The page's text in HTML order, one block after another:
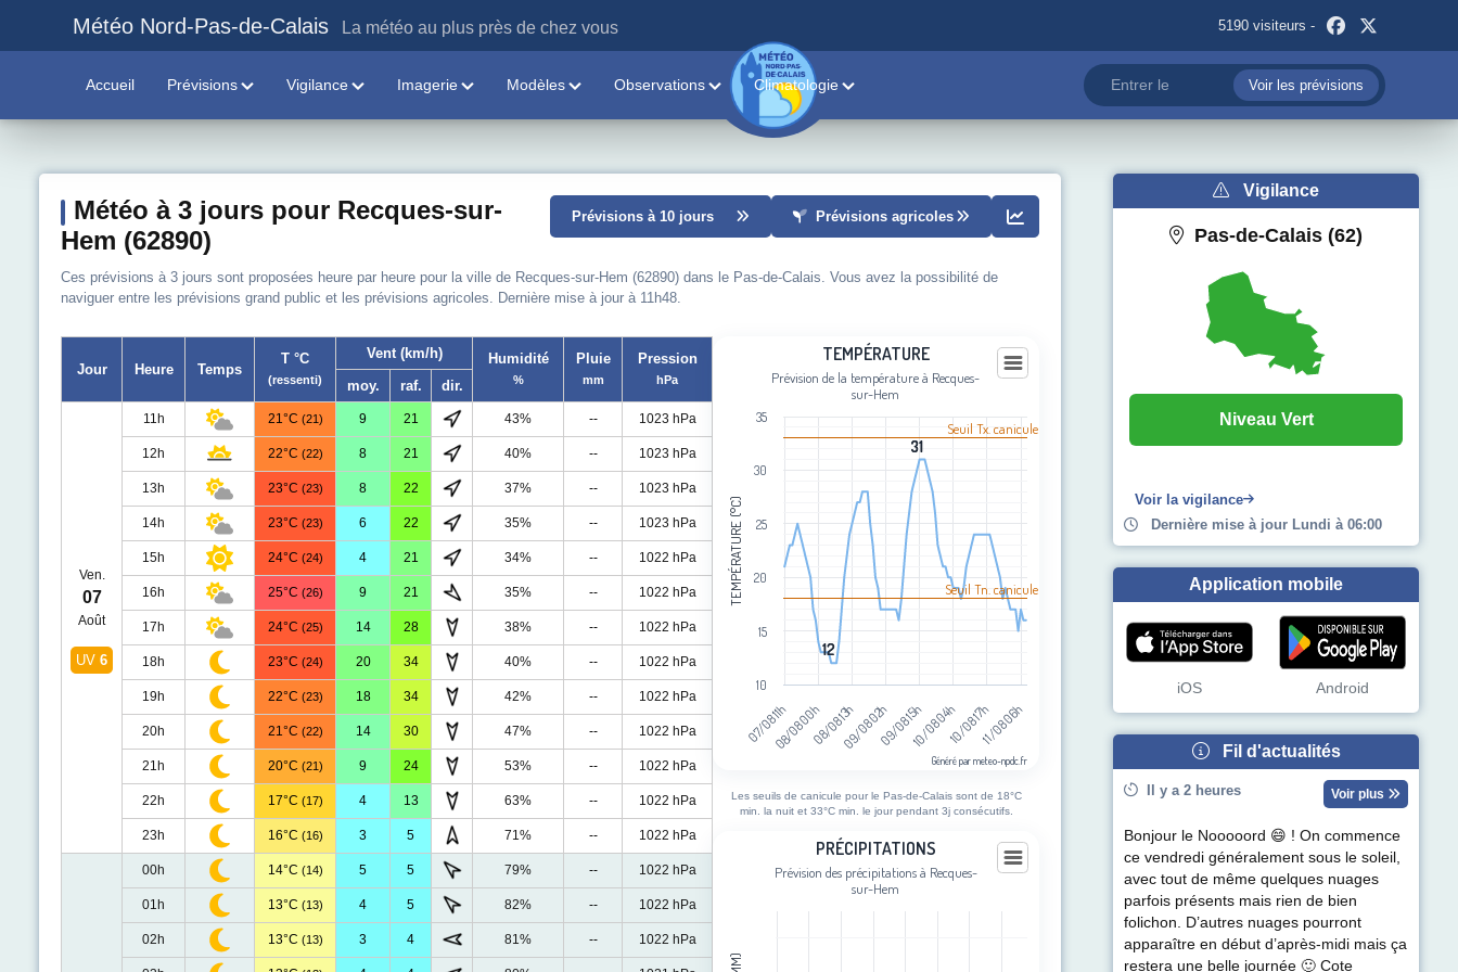
Météo Nord-Pas-de-Calais La météo au plus près de chez vous 5190 visiteurs -
Accueil Prévisions Vigilance Imagerie Modèles Observations Climatologie Voir les prévisions
Météo à 3 jours pour Recques-sur-
Hem (62890)
Prévisions à 10 jours Prévisions agricoles
Ces prévisions à 3 jours sont proposées heure par heure pour la ville de Recques-sur-Hem (62890) dans le Pas-de-Calais. Vous avez la possibilité de
naviguer entre les prévisions grand public et les prévisions agricoles. Dernière mise à jour à 11h48.
Jour Heure Temps
T °C
(ressenti)
Vent (km/h) Humidité
%
Pluie
mm
Pression
hPa
moy. raf. dir.
Ven.
07
Août
UV 6
11h 21°C (21) 9 21 43% -- 1023 hPa
12h 22°C (22) 8 21 40% -- 1023 hPa
13h 23°C (23) 8 22 37% -- 1023 hPa
14h 23°C (23) 6 22 35% -- 1023 hPa
15h 24°C (24) 4 21 34% -- 1022 hPa
16h 25°C (26) 9 21 35% -- 1022 hPa
17h 24°C (25) 14 28 38% -- 1022 hPa
18h 23°C (24) 20 34 40% -- 1022 hPa
19h 22°C (23) 18 34 42% -- 1022 hPa
20h 21°C (22) 14 30 47% -- 1022 hPa
21h 20°C (21) 9 24 53% -- 1022 hPa
22h 17°C (17) 4 13 63% -- 1022 hPa
23h 16°C (16) 3 5 71% -- 1022 hPa
00h 14°C (14) 5 5 79% -- 1022 hPa
01h 13°C (13) 4 5 82% -- 1022 hPa
02h 13°C (13) 3 4 81% -- 1022 hPa
Line chart with 94 data points.
The chart has 1 X axis displaying categories.
The chart has 1 Y axis displaying Température (°C). Data ranges from 12 to 31.
TEMPÉRATURE (°C)
TEMPÉRATURE
Prévision de la température à Recques-
sur-Hem
12
12
31
31
07/08 11h08/08 00h08/08 13h09/08 02h09/08 15h10/08 04h10/08 17h11/08 06h
10
15
20
25
30
35
Généré par meteo-npdc.fr
Seuil Tx. canicule
Seuil Tn. canicule
Les seuils de canicule pour le Pas-de-Calais sont de 18°C
min. la nuit et 33°C min. le jour pendant 3j consécutifs.
Bar chart with 94 bars.
The chart has 1 X axis displaying categories.
PRÉCIPITATIONS
Prévision des précipitations à Recques-
sur-Hem
Vigilance
Pas-de-Calais (62)
Niveau Vert
Voir la vigilance
Dernière mise à jour Lundi à 06:00
Application mobile
iOS Android
Fil d'actualités
Il y a 2 heures Voir plus
Bonjour le Nooooord 😄 ! On commence
ce vendredi généralement sous le soleil,
avec tout de même quelques nuages
parfois présents mais rien de bien
folichon. D’autres nuages pourront
apparaître en début d’après-midi mais ça
restera une belle journée 🙂 Cote